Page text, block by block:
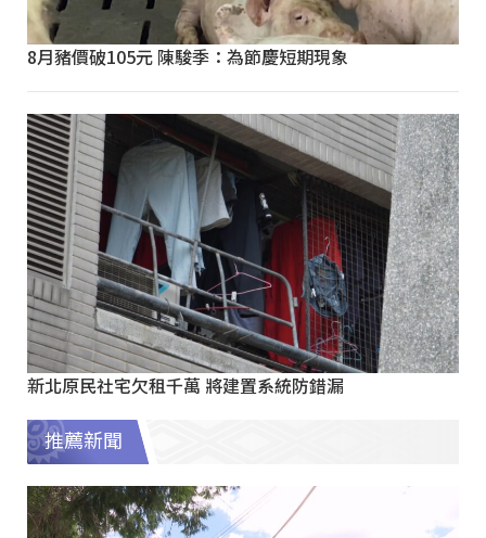
8月豬價破105元 陳駿季：為節慶短期現象
新北原民社宅欠租千萬 將建置系統防錯漏
推薦新聞